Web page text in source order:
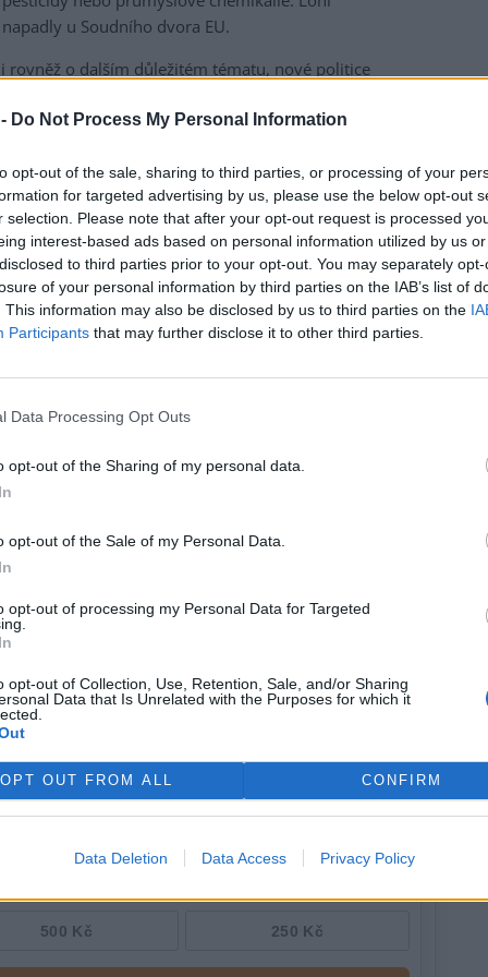
Do Not Process My Personal Information
opt-out of the sale, sharing to third parties, or processing of your
for targeted advertising by us, please use the below opt-out
selection. Please note that after your opt-out request is processed
interest-based ads based on personal information utilized by us
to third parties prior to your opt-out. You may separately
of your personal information by third parties on the IAB’s list of
This information may also be disclosed by us to third parties on the
Participants that may further disclose it to other third parties.
Data Processing Opt Outs
opt-out of the Sharing of my personal data.
opt-out of the Sale of my Personal Data.
opt-out of processing my Personal Data for Targeted
opt-out of Collection, Use, Retention, Sale, and/or Sharing
Data that Is Unrelated with the Purposes for which it
OPT OUT FROM ALL CONFIRM
Data Deletion Data Access Privacy Policy
u Soudního dvora EU.
rovněž o dalším důležitém tématu, nové politice
MFN (Most Favored Nation), která říká, že
než pacienti v jiných bohatých zemích.
právě v USA. Pokud jim americká vláda sníží ceny
kompenzovat. Existují přitom obavy, že by to mohlo
uvádění některých produktů, protože firmy budou
nejdřív ve Spojených státech a teprve poté na
to na Evropu bude mít, ale samozřejmě je zde určité
inovativních léků na evropské trhy, nebo že by se k
ministr zdravotnictví. "Evropská unie již nyní zaostává
procent inovativních léků ve srovnání se Spojenými
zhoršit," dodal. Evropská komise by podle něj měla
se měly koordinovat a zaujmout společný přístup.
Várhelyi přislíbil, že unijní exekutiva zpracuje
nové americké politiky. Rizika se mohou podle
země lišit. "Jiná věc je to pro menší trhy, menší
země, jako je Německo," uvedl. V tuto chvíli ale
nějaké zásadní výpadky.